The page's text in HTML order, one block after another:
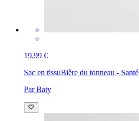
19,99 €
Sac en tissuBière du tonneau - Santé
Par Baty